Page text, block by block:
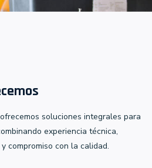
soluciones integrales para
experiencia técnica,
compromiso con la calidad.